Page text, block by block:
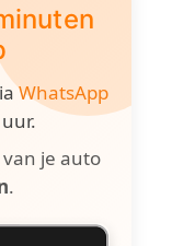
WhatsApp
uur.
je auto
.